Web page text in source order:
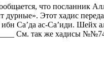
Этот хадис
Са’да ас-Са’иди. Шейх
См. так же хадисы